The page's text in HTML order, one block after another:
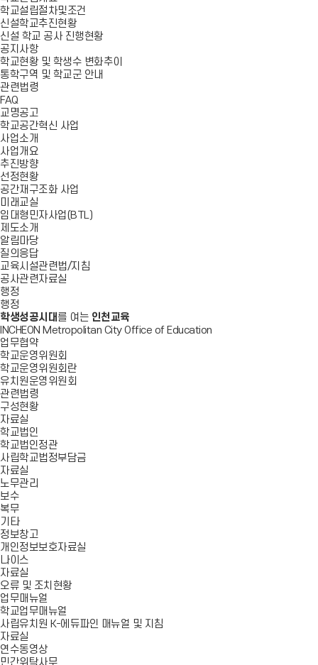
학교설립절차및조건
신설학교추진현황
신설 학교 공사 진행현황
공지사항
학교현황 및 학생수 변화추이
통학구역 및 학교군 안내
관련법령
FAQ
교명공고
학교공간혁신 사업
사업소개
사업개요
추진방향
선정현황
공간재구조화 사업
미래교실
임대형민자사업(BTL)
제도소개
알림마당
질의응답
교육시설관련법/지침
공사관련자료실
행정
행정
학생성공시대 를 여는 인천교육
INCHEON Metropolitan City Office of Education
업무협약
학교운영위원회
학교운영위원회란
유치원운영위원회
관련법령
구성현황
자료실
학교법인
학교법인정관
사립학교법정부담금
자료실
노무관리
보수
복무
기타
정보창고
개인정보보호자료실
나이스
자료실
오류 및 조치현황
업무매뉴얼
학교업무매뉴얼
사립유치원 K-에듀파인 매뉴얼 및 지침
자료실
연수동영상
민간위탁사무